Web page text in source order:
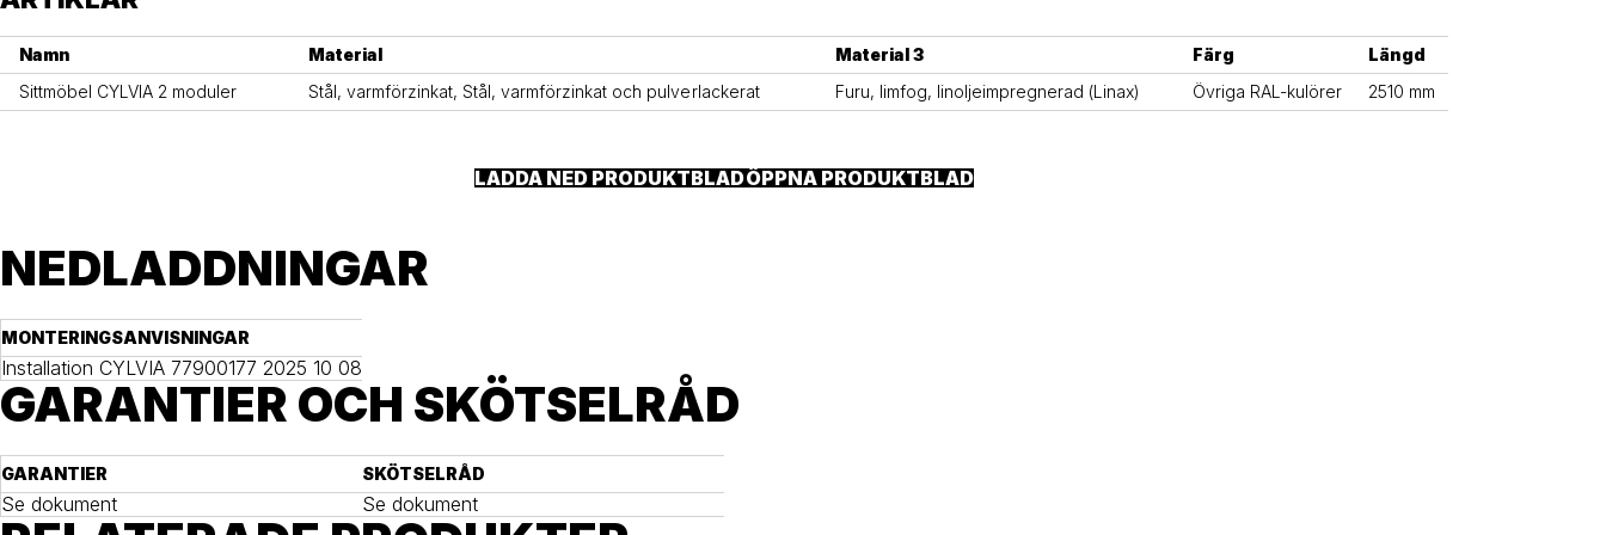
Namn Material Material 3 Färg
Längd
Sittmöbel CYLVIA 2 moduler
Stål, varmförzinkat, Stål, varmförzinkat och pulverlackerat Furu, limfog, linoljeimpregnerad (Linax) Övriga RAL-kulörer 2510 mm
LADDA NED PRODUKTBLADÖPPNA PRODUKTBLAD
NEDLADDNINGAR
MONTERINGSANVISNINGAR
Installation CYLVIA 77900177 2025 10 08 Int
GARANTIER OCH SKÖTSELRÅD
GARANTIER
Se dokument
SKÖTSELRÅD
Se dokument